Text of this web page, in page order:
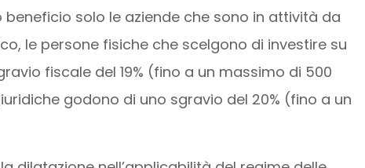
solo le aziende che sono in attività da
le persone fisiche che scelgono di investire su
fiscale del 19% (fino a un massimo di 500
godono di uno sgravio del 20% (fino a un